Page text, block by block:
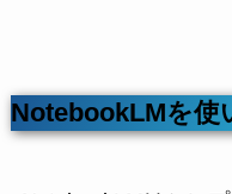
NotebookLMを使